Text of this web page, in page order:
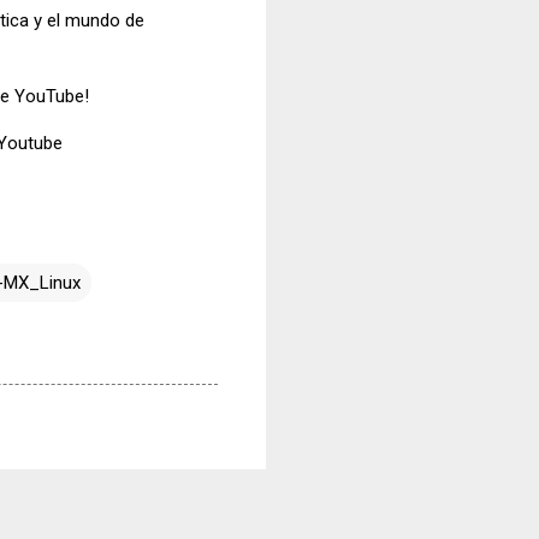
y el mundo de
YouTube!